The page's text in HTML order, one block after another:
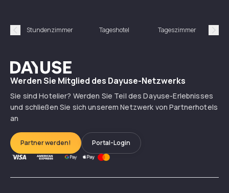
Précédent
Stundenzimmer Tageshotel Tageszimmer
Dayuse
Werden Sie Mitglied des Dayuse-Netzwerks
Sie sind Hotelier? Werden Sie Teil des Dayuse-Erlebnisses
und schließen Sie sich unserem Netzwerk von Partnerhotels
an
Partner werden! Portal-Login